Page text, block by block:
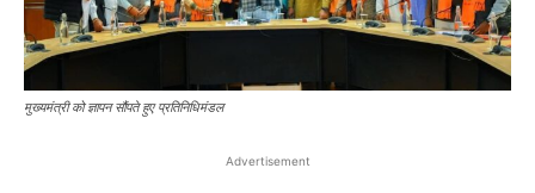
मुख्यमंत्री को ज्ञापन सौंपते हुए प्रतिनिधिमंडल
Advertisement